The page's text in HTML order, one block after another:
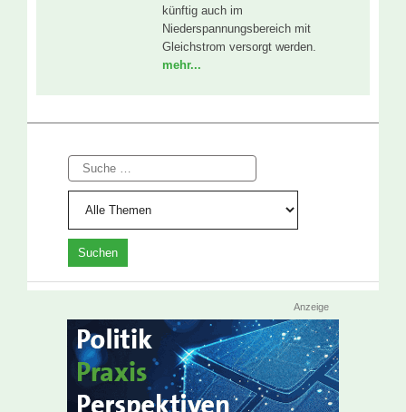
künftig auch im
Niederspannungsbereich mit
Gleichstrom versorgt werden.
mehr...
Suche
Anzeige